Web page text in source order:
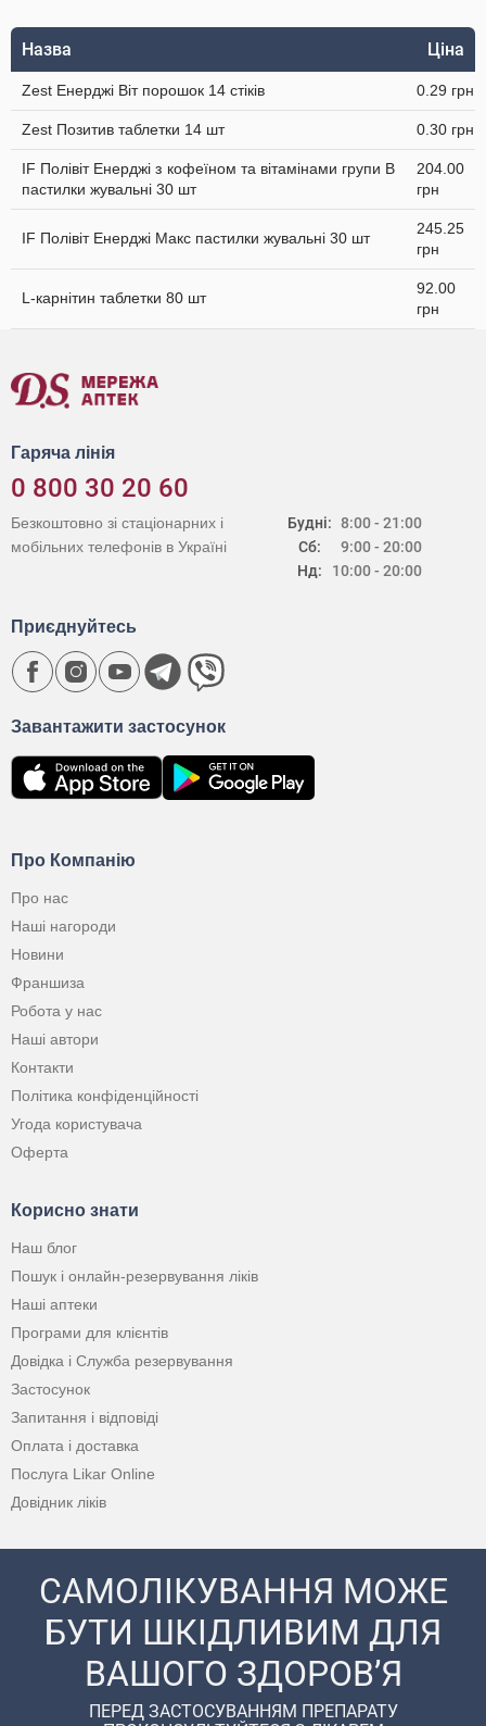
Назва Ціна
Zest Енерджі Віт порошок 14 стіків 0.29 грн
Zest Позитив таблетки 14 шт 0.30 грн
IF Полівіт Енерджі з кофеїном та вітамінами групи В
пастилки жувальні 30 шт
204.00
грн
IF Полівіт Енерджі Макс пастилки жувальні 30 шт
245.25
грн
L-карнітин таблетки 80 шт
92.00
грн
Гаряча лінія
0 800 30 20 60
Будні:
Сб:
Нд:
8:00 - 21:00
9:00 - 20:00
10:00 - 20:00
Безкоштовно зі стаціонарних і
мобільних телефонів в Україні
Про Компанію
Про нас
Наші нагороди
Новини
Франшиза
Робота у нас
Наші автори
Контакти
Політика конфіденційності
Угода користувача
Оферта
Корисно знати
Наш блог
Пошук і онлайн-резервування ліків
Наші аптеки
Програми для клієнтів
Довідка і Служба резервування
Застосунок
Запитання і відповіді
Оплата і доставка
Послуга Likar Online
Довідник ліків
Завантажити застосунок
Приєднуйтесь
САМОЛІКУВАННЯ МОЖЕ
БУТИ ШКІДЛИВИМ ДЛЯ
ВАШОГО ЗДОРОВ’Я
ПЕРЕД ЗАСТОСУВАННЯМ ПРЕПАРАТУ